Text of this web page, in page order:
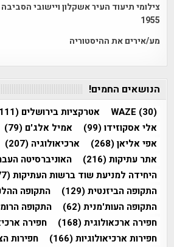
צילומי תיעוד העיר אשקלון ויישובי
1955
מע/אירים את ההיסטוריה
הנושאים החמים!
WAZE (30) אטרקציות בירושלים (111)
אלי אסקוזידו(99) אמיל אלג'ם (79)
אפי אליאן(268) ארכיאולוגיה (207)
אתר עתיקות(216) האוניברסיטה
היחידה למניעת שוד ברשות העתיקות(77)
התקופה הביזנטית(129) התקופה
התקופה העות'מנית(62) התקופה
חפירה ארכאולוגית(168) חפירה
חפירות ארכיאולוגיות(166) חפירות